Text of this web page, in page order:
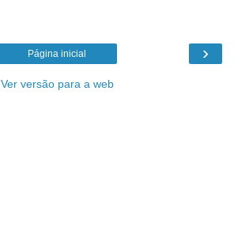
›
Página inicial
Ver versão para a web